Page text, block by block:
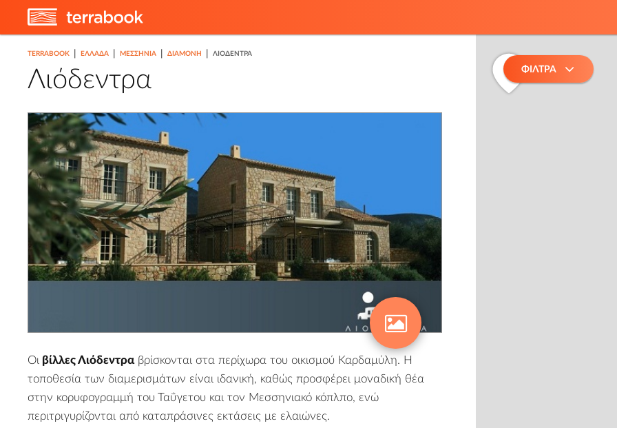
TERRABOOK ΕΛΛΑΔΑ ΜΕΣΣΗΝΊΑ ΔΙΑΜΟΝΉ ΛΙΌΔΕΝΤΡΑ
Λιόδεντρα
Οι βίλλες Λιόδεντραβρίσκονται στα περίχωρα του οικισμού Καρδαμύλη. Η
τοποθεσία των διαμερισμάτων είναι ιδανική, καθώς προσφέρει μοναδική θέα
στην κορυφογραμμή του Ταΰγετου και τον Μεσσηνιακό κόπλπο, ενώ
περιτριγυρίζονται από καταπράσινες εκτάσεις με ελαιώνες.
4
ΦΙΛΤΡΑ